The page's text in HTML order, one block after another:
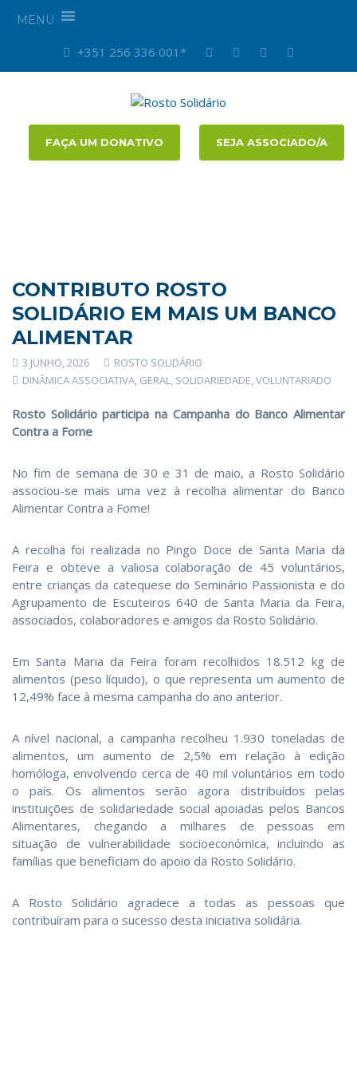
MENU
+351 256 336 001*
FAÇA UM DONATIVO SEJA ASSOCIADO/A
CONTRIBUTO ROSTO
SOLIDÁRIO EM MAIS UM BANCO
ALIMENTAR
3 JUNHO, 2026
ROSTO SOLIDÁRIO
DINÂMICA ASSOCIATIVA, GERAL, SOLIDARIEDADE,VOLUNTARIADO
Rosto Solidário participa na Campanha do Banco Alimentar
Contra a Fome
No fim de semana de 30 e 31 de maio, a Rosto Solidário
associou-se mais uma vez à recolha alimentar do Banco
Alimentar Contra a Fome!
A recolha foi realizada no Pingo Doce de Santa Maria da
Feira e obteve a valiosa colaboração de 45 voluntários,
entre crianças da catequese do Seminário Passionista e do
Agrupamento de Escuteiros 640 de Santa Maria da Feira,
associados, colaboradores e amigos da Rosto Solidário.
Em Santa Maria da Feira foram recolhidos 18.512 kg de
alimentos (peso líquido), o que representa um aumento de
12,49% face à mesma campanha do ano anterior.
A nível nacional, a campanha recolheu 1.930 toneladas de
alimentos, um aumento de 2,5% em relação à edição
homóloga, envolvendo cerca de 40 mil voluntários em todo
o país. Os alimentos serão agora distribuídos pelas
instituições de solidariedade social apoiadas pelos Bancos
Alimentares, chegando a milhares de pessoas em
situação de vulnerabilidade socioeconómica, incluindo as
famílias que beneficiam do apoio da Rosto Solidário.
A Rosto Solidário agradece a todas as pessoas que
contribuíram para o sucesso desta iniciativa solidária.